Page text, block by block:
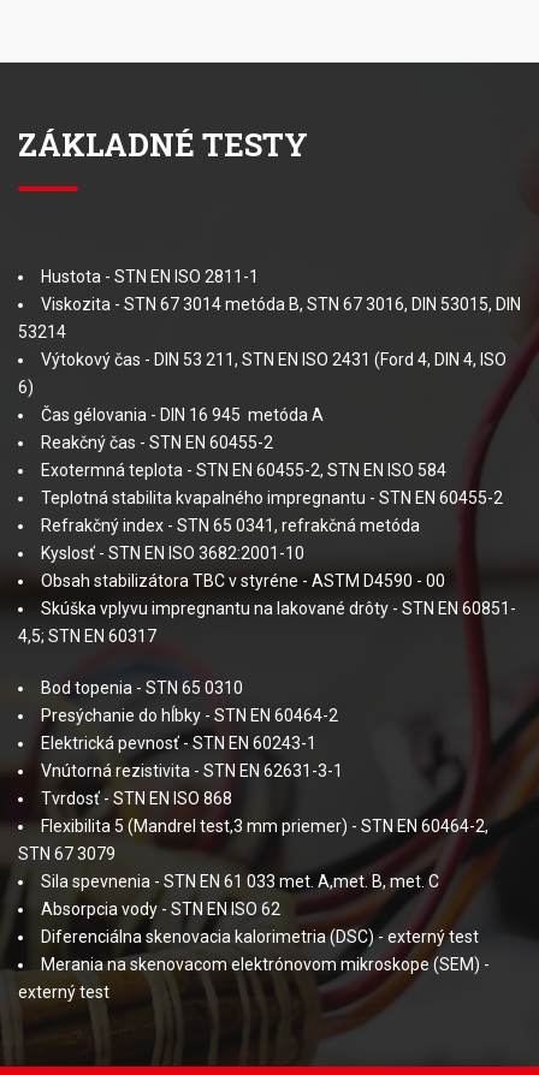
ZÁKLADNÉ TESTY
Hustota - STN EN ISO 2811-1
Viskozita - STN 67 3014 metóda B, STN 67 3016, DIN 53015, DIN
53214
Výtokový čas - DIN 53 211, STN EN ISO 2431 (Ford 4, DIN 4, ISO
6)
Čas gélovania - DIN 16 945 metóda A
Reakčný čas - STN EN 60455-2
Exotermná teplota - STN EN 60455-2, STN EN ISO 584
Teplotná stabilita kvapalného impregnantu - STN EN 60455-2
Refrakčný index - STN 65 0341, refrakčná metóda
Kyslosť - STN EN ISO 3682:2001-10
Obsah stabilizátora TBC v styréne - ASTM D4590 - 00
Skúška vplyvu impregnantu na lakované drôty - STN EN 60851-
4,5; STN EN 60317
Bod topenia - STN 65 0310
Presýchanie do hĺbky - STN EN 60464-2
Elektrická pevnosť - STN EN 60243-1
Vnútorná rezistivita - STN EN 62631-3-1
Tvrdosť - STN EN ISO 868
Flexibilita 5 (Mandrel test,3 mm priemer) - STN EN 60464-2,
STN 67 3079
Sila spevnenia - STN EN 61 033 met. A,met. B, met. C
Absorpcia vody - STN EN ISO 62
Diferenciálna skenovacia kalorimetria (DSC) - externý test
Merania na skenovacom elektrónovom mikroskope (SEM) -
externý test